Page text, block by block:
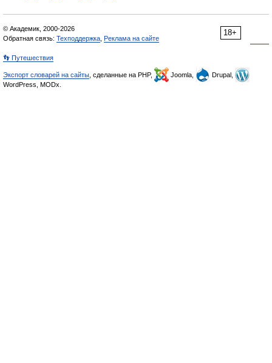
18+
© Академик, 2000-2026
Обратная связь: Техподдержка Реклама на сайте
👣 Путешествия
Экспорт словарей на сайты , сделанные на PHP, Joomla,
Drupal,
WordPress, MODx.